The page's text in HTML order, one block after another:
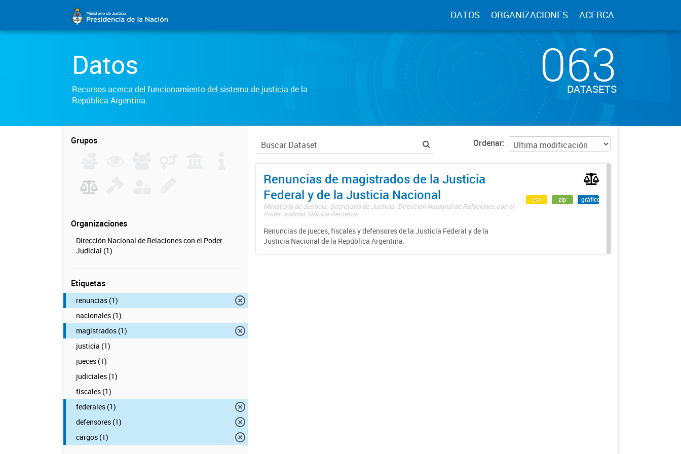
DATOS ORGANIZACIONES ACERCA
Datos
Recursos acerca del funcionamiento del sistema de justicia de la
República Argentina.
063
DATASETS
Grupos
Organizaciones
Dirección Nacional de Relaciones con el Poder
Judicial (1)
Etiquetas
renuncias (1)
nacionales (1)
magistrados (1)
justicia (1)
jueces (1)
judiciales (1)
fiscales (1)
federales (1)
defensores (1)
cargos (1)
Ordenar
Renuncias de magistrados de la Justicia
Federal y de la Justicia Nacional
Ministerio de Justicia. Secretaría de Justicia. Dirección Nacional de Relaciones con el
Poder Judicial. Oficina Decretos
Renuncias de jueces, fiscales y defensores de la Justicia Federal y de la
Justicia Nacional de la República Argentina.
csv zip gráfico